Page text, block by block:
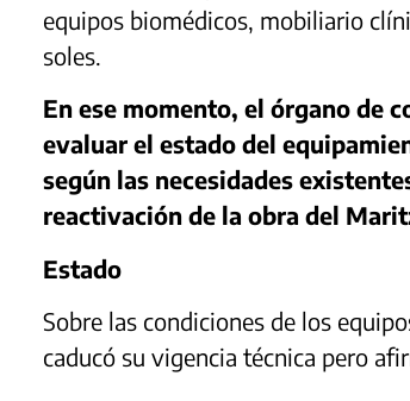
equipos biomédicos, mobiliario
soles.
En ese momento, el órgano de
evaluar el estado del
según las necesidades
reactivación de la obra del
Estado
Sobre las condiciones de los
caducó su vigencia técnica pero